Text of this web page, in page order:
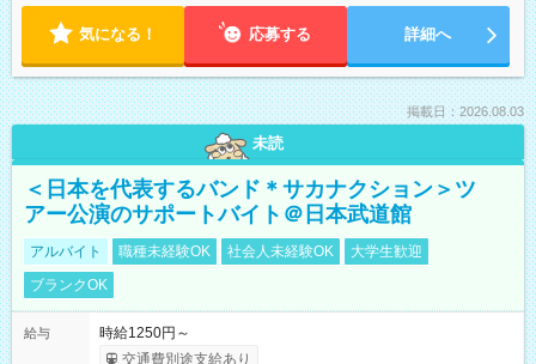
気になる！ 応募する 詳細へ
掲載日：2026.08.03
未読
＜日本を代表するバンド＊サカナクション＞ツ
アー公演のサポートバイト＠日本武道館
アルバイト 職種未経験OK 社会人未経験OK
大学生歓迎
ブランクOK
給与
時給1250円～
交通費別途支給あり